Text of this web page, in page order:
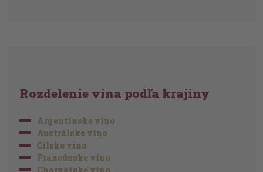
Rozdelenie vína podľa krajiny
Argentínske víno
Austrálske víno
Čílske víno
Francúzske víno